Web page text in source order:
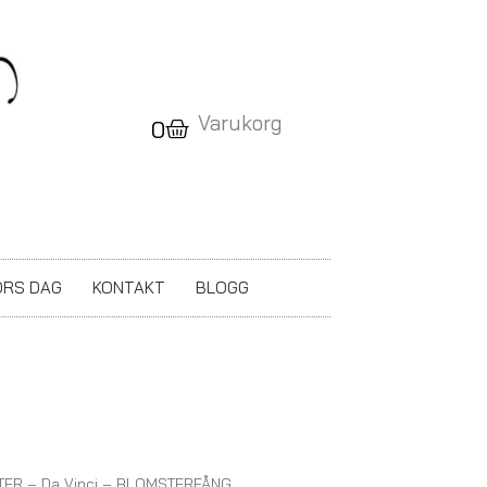
0
Varukorg
Varukorg
DAG KONTAKT BLOGG